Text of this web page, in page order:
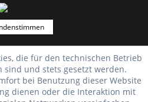
die für den technischen Betrieb
und stets gesetzt werden.
bei Benutzung dieser Website
dienen oder die Interaktion mit